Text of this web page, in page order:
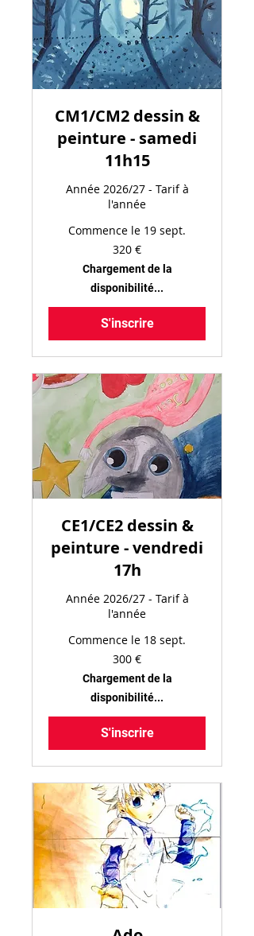
CM1/CM2 dessin &
peinture - samedi
11h15
Année 2026/27 - Tarif à
l'année
Commence le 19 sept.
320 €
Chargement de la
disponibilité...
S'inscrire
CE1/CE2 dessin &
peinture - vendredi
17h
Année 2026/27 - Tarif à
l'année
Commence le 18 sept.
300 €
Chargement de la
disponibilité...
S'inscrire